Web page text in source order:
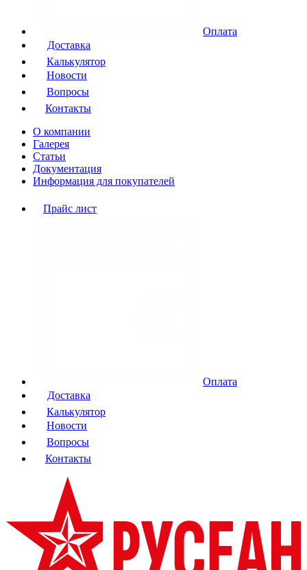
Оплата
Доставка
Калькулятор
Новости
Вопросы
Контакты
О компании
Галерея
Статьи
Документация
Информация для покупателей
Прайс лист
Оплата
Доставка
Калькулятор
Новости
Вопросы
Контакты